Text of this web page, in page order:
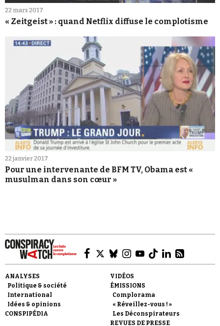
22 mars 2017
« Zeitgeist » : quand Netflix diffuse le complotisme
22 janvier 2017
Pour une intervenante de BFM TV, Obama est «
musulman dans son cœur »
ANALYSES
Politique & société
International
Idées & opinions
CONSPIPÉDIA
VIDÉOS
ÉMISSIONS
Complorama
« Réveillez-vous ! »
Les Déconspirateurs
REVUES DE PRESSE